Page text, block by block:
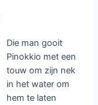
Die man gooit
Pinokkio met een
touw om zijn nek
in het water om
hem te laten